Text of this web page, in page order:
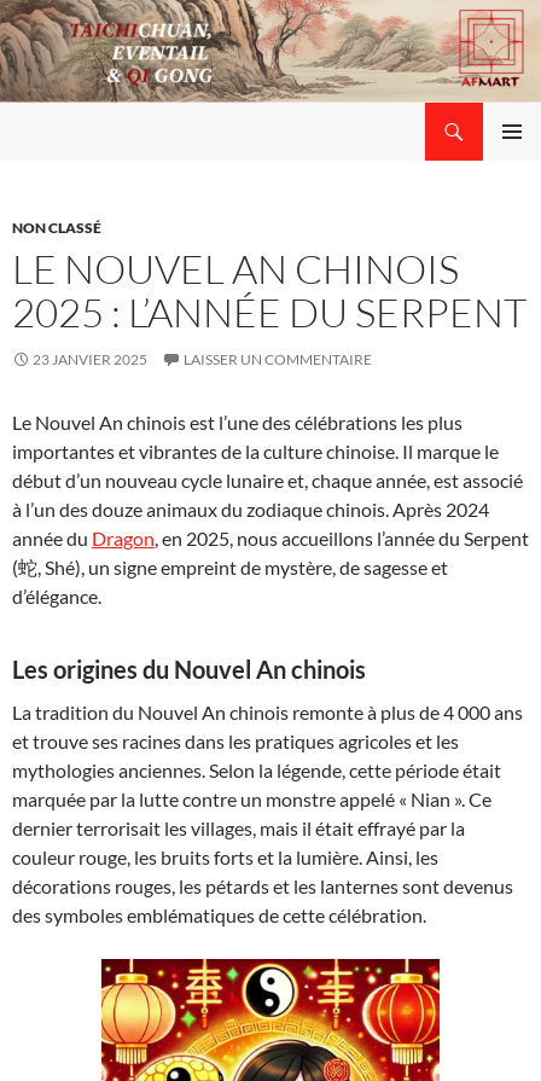
Aller
au
contenu
NON CLASSÉ
LE NOUVEL AN CHINOIS
2025 : L’ANNÉE DU SERPENT
23 JANVIER 2025 LAISSER UN COMMENTAIRE
Le Nouvel An chinois est l’une des célébrations les plus
importantes et vibrantes de la culture chinoise. Il marque le
début d’un nouveau cycle lunaire et, chaque année, est associé
à l’un des douze animaux du zodiaque chinois. Après 2024
année du Dragon, en 2025, nous accueillons l’année du Serpent
(蛇, Shé), un signe empreint de mystère, de sagesse et
d’élégance.
Les origines du Nouvel An chinois
La tradition du Nouvel An chinois remonte à plus de 4 000 ans
et trouve ses racines dans les pratiques agricoles et les
mythologies anciennes. Selon la légende, cette période était
marquée par la lutte contre un monstre appelé « Nian ». Ce
dernier terrorisait les villages, mais il était effrayé par la
couleur rouge, les bruits forts et la lumière. Ainsi, les
décorations rouges, les pétards et les lanternes sont devenus
des symboles emblématiques de cette célébration.